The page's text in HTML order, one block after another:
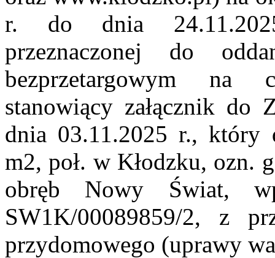
r. do dnia
przeznaczonej do
bezprzetargowym
stanowiący załącznik do
dnia 03.11.2025 r., który
m2, poł. w Kłodzku, ozn.
obręb Nowy Świat,
SW1K/00089859/2, z
przydomowego (uprawy